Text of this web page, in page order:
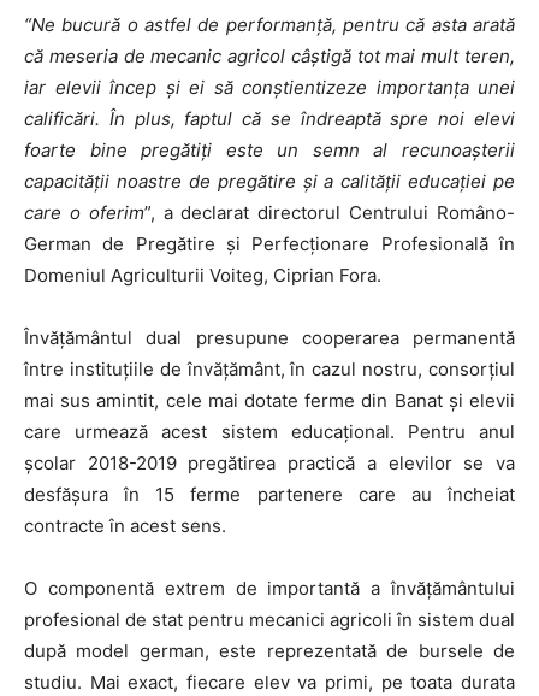
“Ne bucură o astfel de performanţă, pentru că asta arată
că meseria de mecanic agricol câştigă tot mai mult teren,
iar elevii încep şi ei să conştientizeze importanţa unei
calificări. În plus, faptul că se îndreaptă spre noi elevi
foarte bine pregătiţi este un semn al recunoaşterii
capacităţii noastre de pregătire şi a calităţii educaţiei pe
care o oferim”, a declarat directorul Centrului Româno-
German de Pregătire şi Perfecţionare Profesională în
Domeniul Agriculturii Voiteg, Ciprian Fora.
Învăţământul dual presupune cooperarea permanentă
între instituţiile de învăţământ, în cazul nostru, consorţiul
mai sus amintit, cele mai dotate ferme din Banat şi elevii
care urmează acest sistem educaţional. Pentru anul
şcolar 2018-2019 pregătirea practică a elevilor se va
desfăşura în 15 ferme partenere care au încheiat
contracte în acest sens.
O componentă extrem de importantă a învăţământului
profesional de stat pentru mecanici agricoli în sistem dual
după model german, este reprezentată de bursele de
studiu. Mai exact, fiecare elev va primi, pe toata durata